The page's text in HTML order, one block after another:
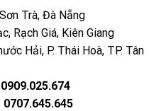
chuột)
thanh
Trà, Đà Nẵng
Rạch Giá, Kiên Giang
Hải, P. Thái Hoà, TP. Tân
0707.645.645